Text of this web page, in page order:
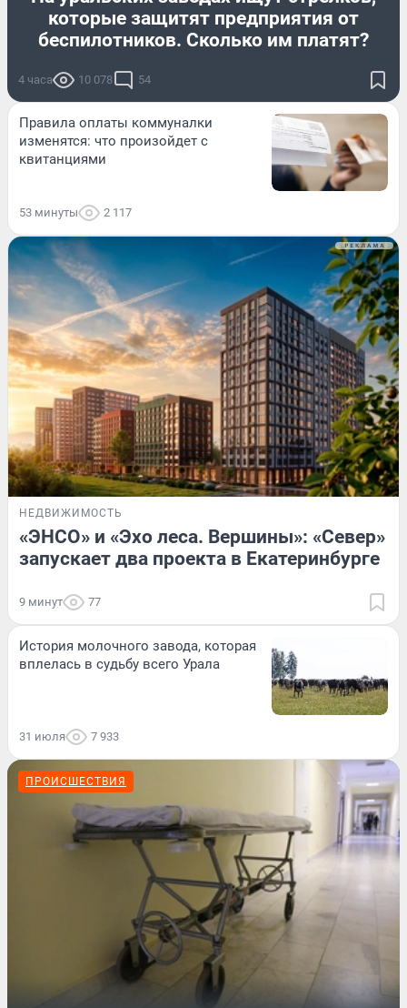
которые защитят предприятия от
беспилотников. Сколько им платят?
4 часа 10 078 54
Правила оплаты коммуналки
изменятся: что произойдет с
квитанциями
53 минуты 2 117
НЕДВИЖИМОСТЬ
«ЭНСО» и «Эхо леса. Вершины»: «Север»
запускает два проекта в Екатеринбурге
9 минут 77
История молочного завода, которая
вплелась в судьбу всего Урала
31 июля 7 933
ПРОИСШЕСТВИЯ